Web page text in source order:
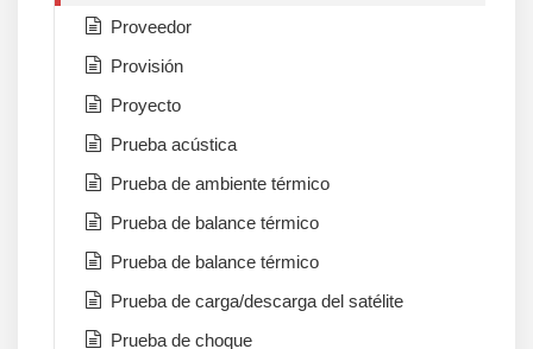
Proveedor
Provisión
Proyecto
Prueba acústica
Prueba de ambiente térmico
Prueba de balance térmico
Prueba de balance térmico
Prueba de carga/descarga del satélite
Prueba de choque